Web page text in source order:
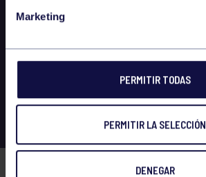
Marketing
PERMITIR TODAS
PERMITIR LA SELECCIÓN
DENEGAR